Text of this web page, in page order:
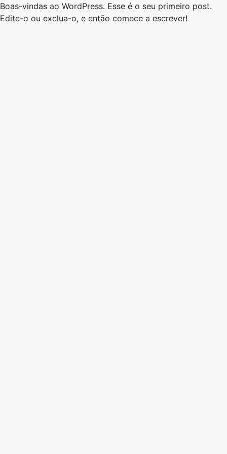
Boas-vindas ao WordPress. Esse é o seu primeiro post.
Edite-o ou exclua-o, e então comece a escrever!